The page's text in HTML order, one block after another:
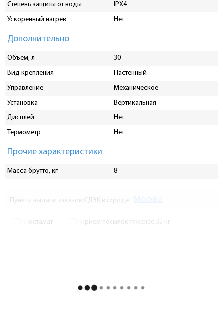
Степень защиты от воды
IPX4
Ускоренный нагрев
Нет
Дополнительно
Объем, л
30
Вид крепления
Настенный
Управление
Механическое
Установка
Вертикальная
Дисплей
Нет
Термометр
Нет
Прочие характеристики
Масса брутто, кг 8
Пункты выдачи заказов СДЭК в городе
Постамат Прием посылок тяжелее 35 кг